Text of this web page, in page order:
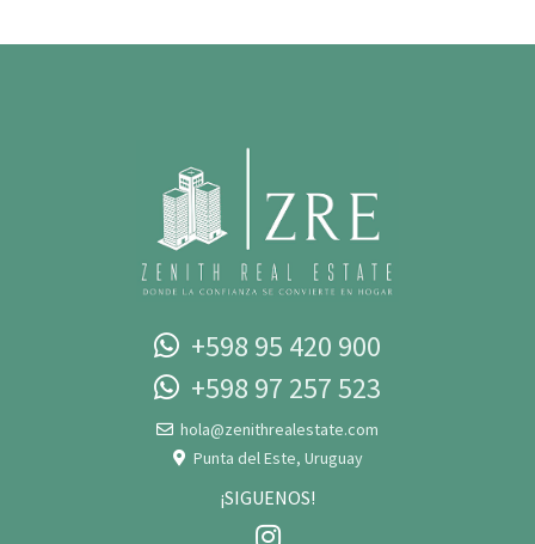
+598 95 420 900
+598 97 257 523‬‬
hola@zenithrealestate.com
Punta del Este, Uruguay
¡SIGUENOS!